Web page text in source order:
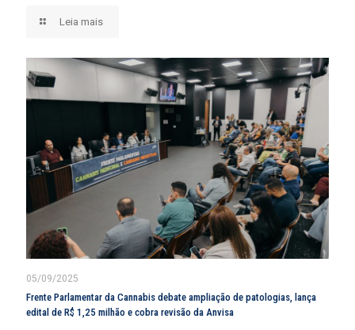
Leia mais
05/09/2025
Frente Parlamentar da Cannabis debate ampliação de patologias, lança
edital de R$ 1,25 milhão e cobra revisão da Anvisa